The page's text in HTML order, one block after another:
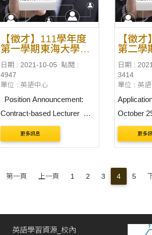
學之大一新生、 110 學年
轉....
【徵才】111學年度
第一學期東海大學英
語中心徵聘「約聘講
師」一名
日期 : 2021-10-05
點閱 :
4947
單位 : 英語中心
Contract-based Lecturer
The English Language
Center, Tunghai University
更多訊息
【徵
第二學
語中心
數名
日期 :
3414
單位 : 英
October
更多
第一頁 上一頁 1 2 3 4 5
英語學習資源_校內